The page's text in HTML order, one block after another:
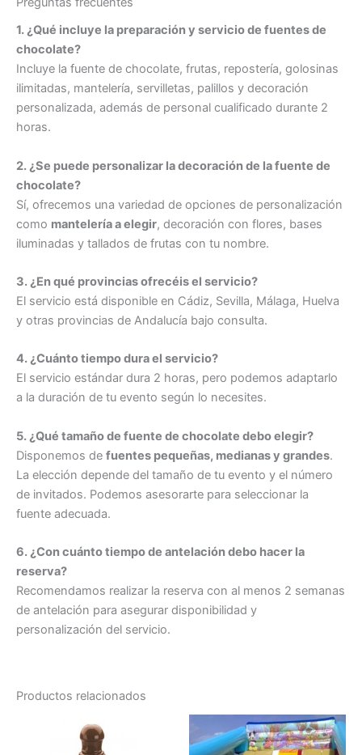
1. ¿Qué incluye la preparación y servicio de fuentes de
chocolate?
Incluye la fuente de chocolate, frutas, repostería, golosinas
ilimitadas, mantelería, servilletas, palillos y decoración
personalizada, además de personal cualificado durante 2
horas.
2. ¿Se puede personalizar la decoración de la fuente de
chocolate?
Sí, ofrecemos una variedad de opciones de personalización
como mantelería a elegir, decoración con flores, bases
iluminadas y tallados de frutas con tu nombre.
3. ¿En qué provincias ofrecéis el servicio?
El servicio está disponible en Cádiz, Sevilla, Málaga, Huelva
y otras provincias de Andalucía bajo consulta.
4. ¿Cuánto tiempo dura el servicio?
El servicio estándar dura 2 horas, pero podemos adaptarlo
a la duración de tu evento según lo necesites.
5. ¿Qué tamaño de fuente de chocolate debo elegir?
Disponemos de fuentes pequeñas, medianas y grandes.
La elección depende del tamaño de tu evento y el número
de invitados. Podemos asesorarte para seleccionar la
fuente adecuada.
6. ¿Con cuánto tiempo de antelación debo hacer la
reserva?
Recomendamos realizar la reserva con al menos 2 semanas
de antelación para asegurar disponibilidad y
personalización del servicio.
Productos relacionados